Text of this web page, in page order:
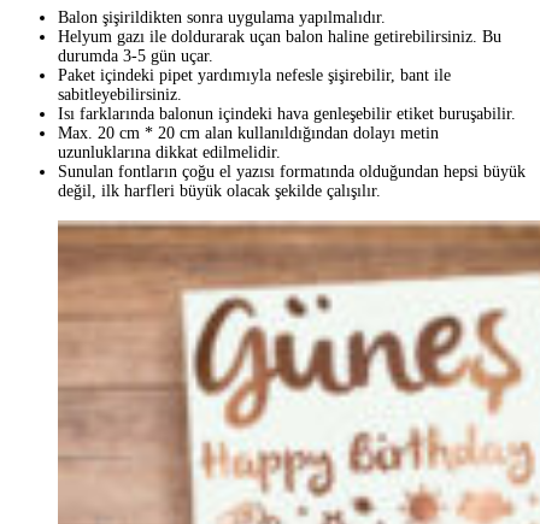
Balon şişirildikten sonra uygulama yapılmalıdır.
Helyum gazı ile doldurarak uçan balon haline getirebilirsiniz. Bu
durumda 3-5 gün uçar.
Paket içindeki pipet yardımıyla nefesle şişirebilir, bant ile
sabitleyebilirsiniz.
Isı farklarında balonun içindeki hava genleşebilir etiket buruşabilir.
Max. 20 cm * 20 cm alan kullanıldığından dolayı metin
uzunluklarına dikkat edilmelidir.
Sunulan fontların çoğu el yazısı formatında olduğundan hepsi büyük
değil, ilk harfleri büyük olacak şekilde çalışılır.